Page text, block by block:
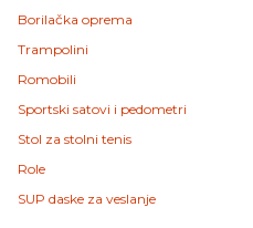
Borilačka oprema
Trampolini
Romobili
Sportski satovi i pedometri
Stol za stolni tenis
Role
SUP daske za veslanje